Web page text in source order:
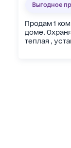
Выгодное
Продам 1
доме.
теплая ,